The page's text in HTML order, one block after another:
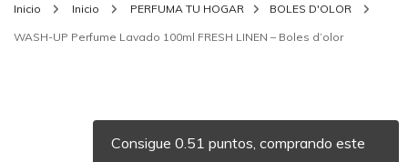
Inicio Inicio PERFUMA TU HOGAR BOLES D'OLOR
WASH-UP Perfume Lavado 100ml FRESH LINEN – Boles d’olor
Consigue 0.51 puntos, comprando este